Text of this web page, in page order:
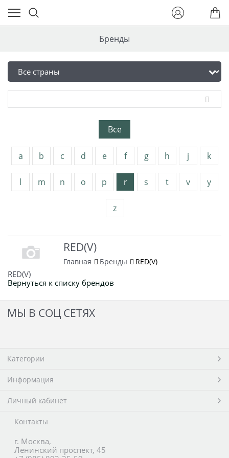
Бренды
Все
a b c d e f g h j k
l m n o p r s t v y
z
RED(V)
Главная Бренды RED(V)
RED(V)
Вернуться к списку брендов
МЫ В СОЦ СЕТЯХ
Категории
Информация
Личный кабинет
Контакты
г. Москва,
Ленинский проспект, 45